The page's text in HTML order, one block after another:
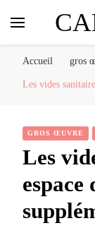
Accueil gros
Les vides
GROS ŒUVRE
Les
espace